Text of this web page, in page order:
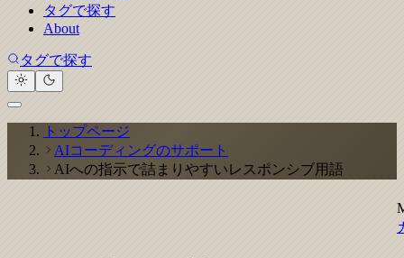
タグで探す
About
タグで探す
トップページ
AIコーディングのサポート
AIへの指示で詰まりやすいレスポンシブ用語